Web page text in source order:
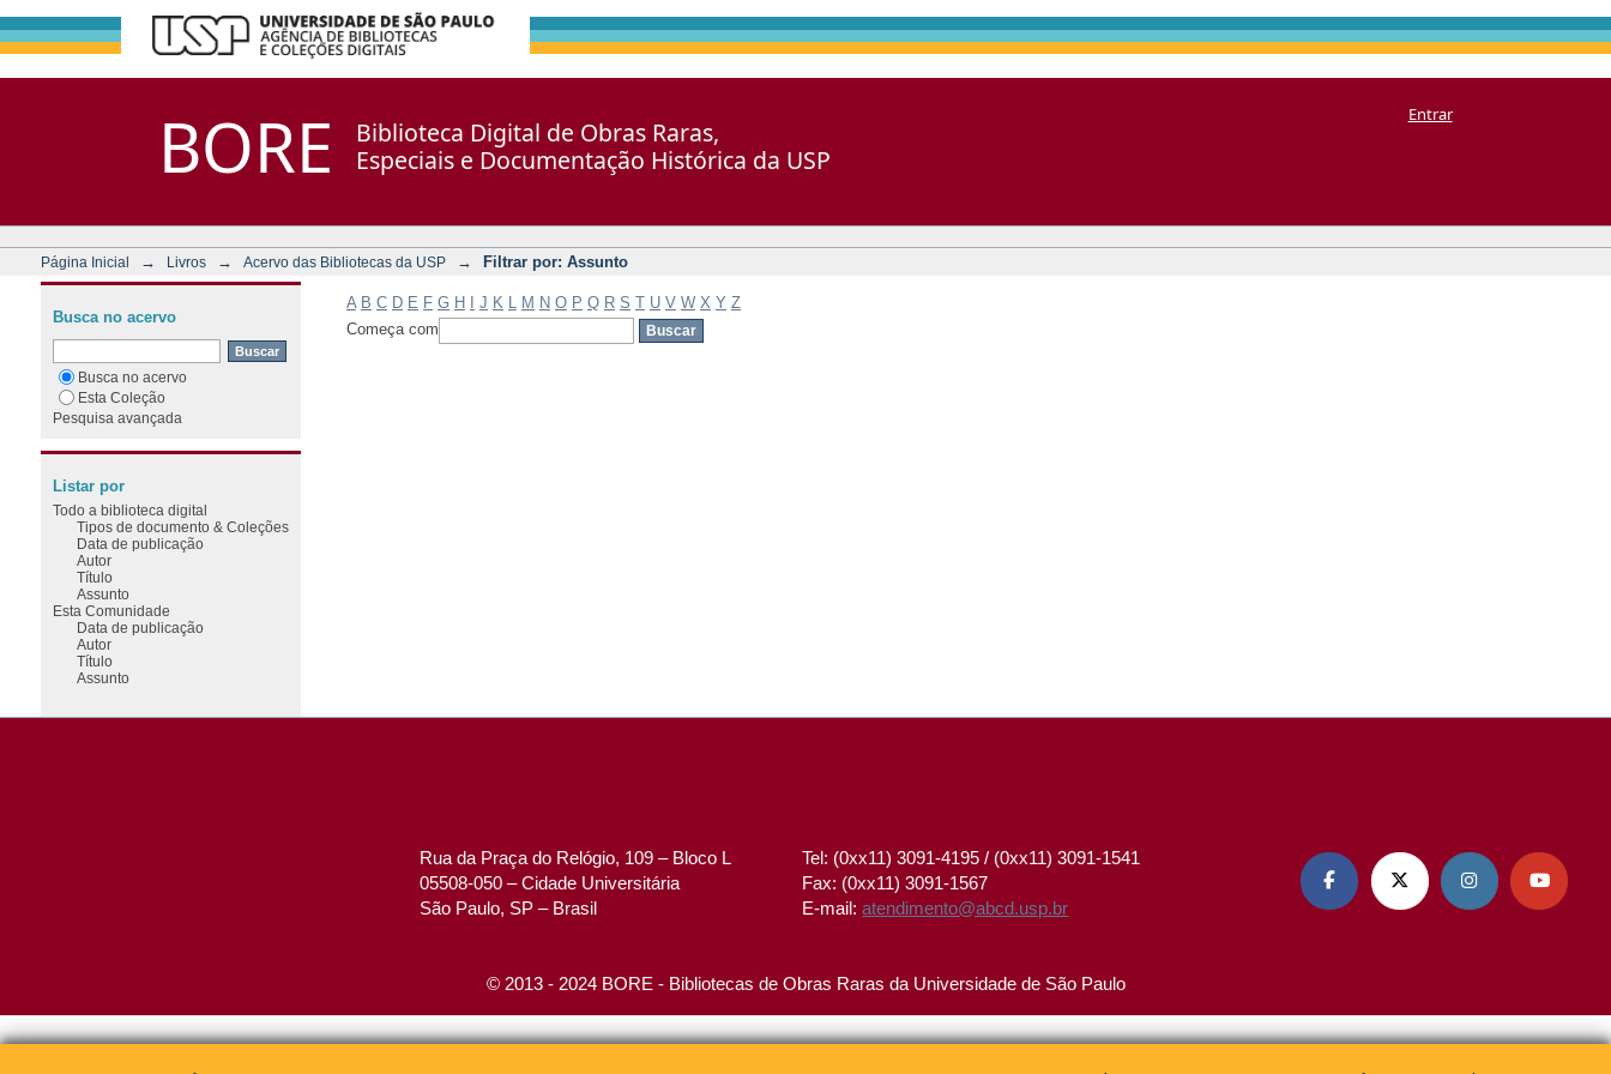
BORE
Biblioteca Digital de Obras Raras,
Especiais e Documentação Histórica da USP
Entrar
Página Inicial → Livros → Acervo das Bibliotecas da USP → Filtrar por: Assunto
A B C D E F G H J K M N O P Q R S T U V W X Y Z
Começa com
Busca no acervo
Busca no acervo
Esta Coleção
Pesquisa avançada
Listar por
Todo a biblioteca digital
Tipos de documento & Coleções
Data de publicação
Autor
Título
Assunto
Esta Comunidade
Data de publicação
Autor
Título
Assunto
Rua da Praça do Relógio, 109 – Bloco L
05508-050 – Cidade Universitária
São Paulo, SP – Brasil
Tel: (0xx11) 3091-4195 / (0xx11) 3091-1541
Fax: (0xx11) 3091-1567
E-mail:atendimento@abcd.usp.br
   
© 2013 - 2024 BORE - Bibliotecas de Obras Raras da Universidade de São Paulo